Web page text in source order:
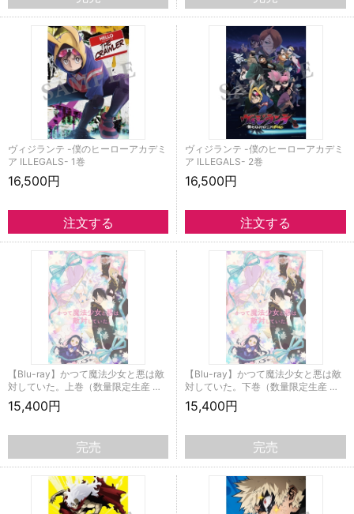
ヴィジランテ -僕のヒーローアカデミ
ア ILLEGALS- 1巻
16,500円
ヴィジランテ -僕のヒーローアカデミ
ア ILLEGALS- 2巻
16,500円
【Blu-ray】かつて魔法少女と悪は敵
対していた。上巻（数量限定生産 …
15,400円
完売
【Blu-ray】かつて魔法少女と悪は敵
対していた。下巻（数量限定生産 …
15,400円
完売